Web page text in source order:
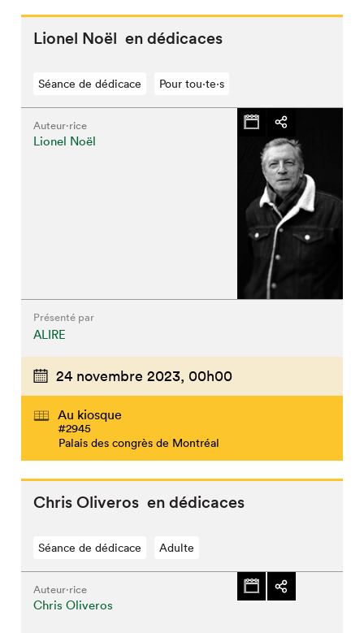
Lionel Noël en dédicaces
Séance de dédicace Pour tou⋅te⋅s
Auteur·rice
Lionel Noël
Présenté par
ALIRE
24 novembre 2023, 00h00
Au kiosque
#2945
Palais des congrès de Montréal
Chris Oliveros en dédicaces
Séance de dédicace Adulte
Auteur·rice
Chris Oliveros